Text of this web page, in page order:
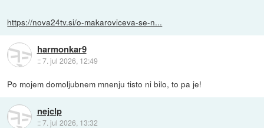
https://nova24tv.si/o-makaroviceva-se-n...
harmonkar9
::7. jul 2026, 12:49
Po mojem domoljubnem mnenju tisto ni bilo, to pa je!
nejclp
::7. jul 2026, 13:32